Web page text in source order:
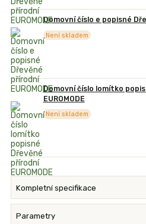
Domovní číslo e popisné
Není skladem
Domovní číslo lomítko
EUROMODE
Není skladem
Kompletní specifikace
Parametry